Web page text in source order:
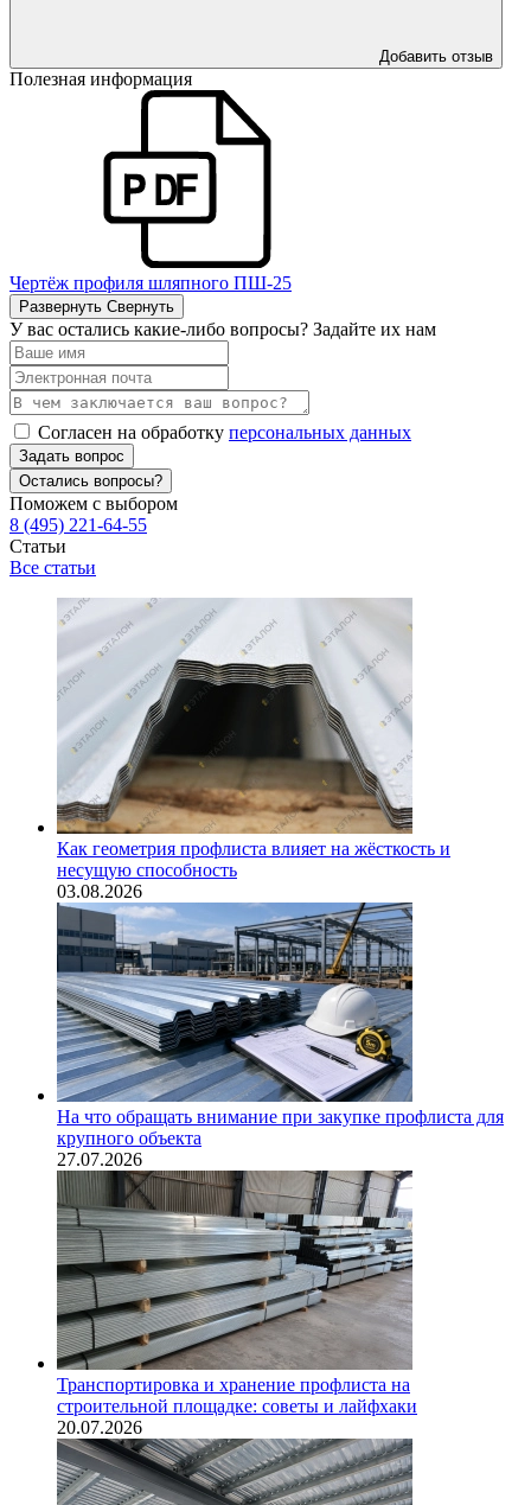
Добавить отзыв
Полезная информация
Чертёж профиля шляпного ПШ-25
Развернуть Свернуть
У вас остались какие-либо вопросы? Задайте их нам
Согласен на обработку персональных данных
Задать вопрос
Остались вопросы?
Поможем с выбором
8 (495) 221-64-55
Статьи
Все статьи
Как геометрия профлиста влияет на жёсткость и
несущую способность
03.08.2026
На что обращать внимание при закупке профлиста для
крупного объекта
27.07.2026
Транспортировка и хранение профлиста на
строительной площадке: советы и лайфхаки
20.07.2026